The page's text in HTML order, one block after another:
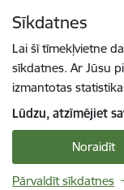
Sīkdatnes
Lai šī tīmekļvietne
sīkdatnes. Ar Jūsu
izmantotas
Lūdzu, atzīmējiet
Noraidīt
Pārvaldīt sīkdatnes